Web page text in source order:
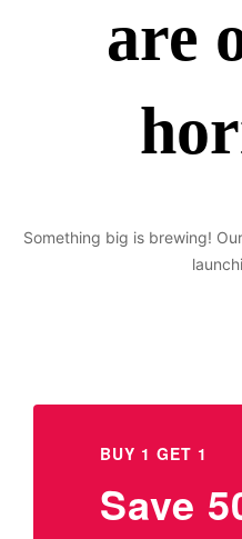
are
Something big is brewing!
BUY 1 GET 1
Save